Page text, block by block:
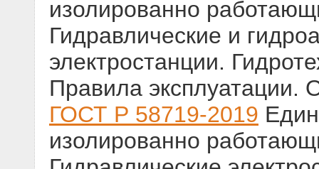
изолированно
Гидравлические и
электростанции.
Правила эксплуатации.
ГОСТ Р 58719-2019
изолированно